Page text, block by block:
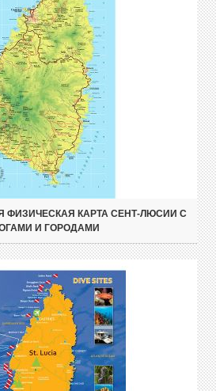
ФИЗИЧЕСКАЯ КАРТА СЕНТ-ЛЮСИИ С
И ГОРОДАМИ